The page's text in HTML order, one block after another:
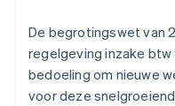
De begrotingswet van
regelgeving inzake
bedoeling om nieuwe
voor deze